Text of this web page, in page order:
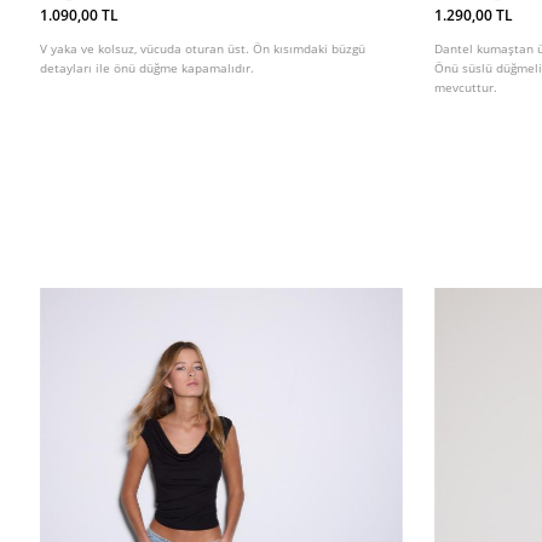
1.090,00 TL
V yaka ve kolsuz, vücuda oturan üst. Ön kısımdaki büzgü
detayları ile önü düğme kapamalıdır.
1.290,00 TL
Dantel kumaştan
Önü süslü
mevcuttur.